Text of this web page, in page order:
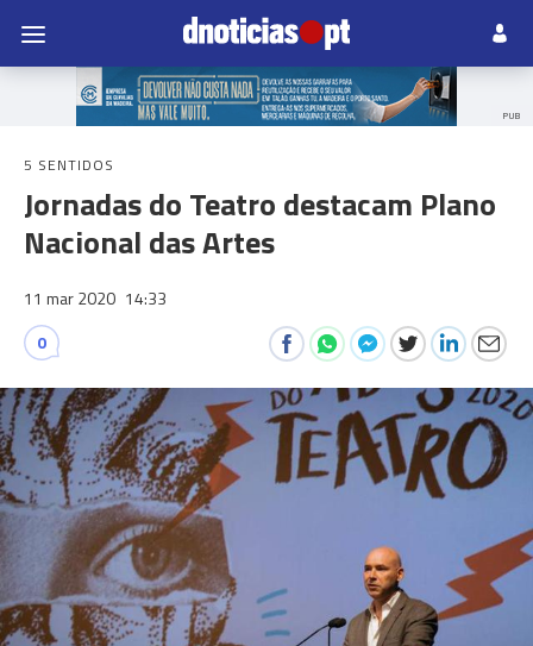
PUB
5 SENTIDOS
Jornadas do Teatro destacam Plano
Nacional das Artes
11 mar 2020 14:33
0